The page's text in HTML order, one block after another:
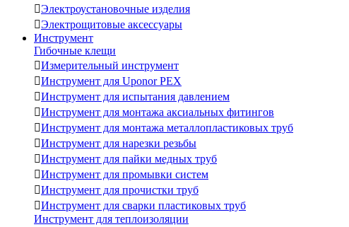
Электроустановочные изделия
Электрощитовые аксессуары
Инструмент
Гибочные клещи
Измерительный инструмент
Инструмент для Uponor PEX
Инструмент для испытания давлением
Инструмент для монтажа аксиальных фитингов
Инструмент для монтажа металлопластиковых труб
Инструмент для нарезки резьбы
Инструмент для пайки медных труб
Инструмент для промывки систем
Инструмент для прочистки труб
Инструмент для сварки пластиковых труб
Инструмент для теплоизоляции